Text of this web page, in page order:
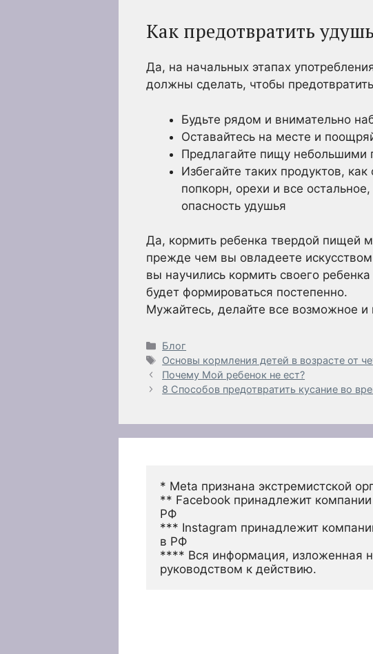
Как предотвратить
Да, на начальных этапах
должны сделать, чтобы
Будьте рядом и внимательно
Оставайтесь на месте и
Предлагайте пищу
Избегайте таких продуктов,
попкорн, орехи и все
опасность удушья
Да, кормить ребенка твердой пищей
прежде чем вы овладеете
вы научились кормить своего
будет формироваться постепенно.
Мужайтесь, делайте все возможное и
Рубрики
Блог
Метки
Основы кормления детей в возрасте от
Почему Мой ребенок не ест?
8 Способов предотвратить кусание во
* Meta признана экстремистской
** Facebook принадлежит
РФ
*** Instagram принадлежит
в РФ
**** Вся информация, изложенная
руководством к действию.